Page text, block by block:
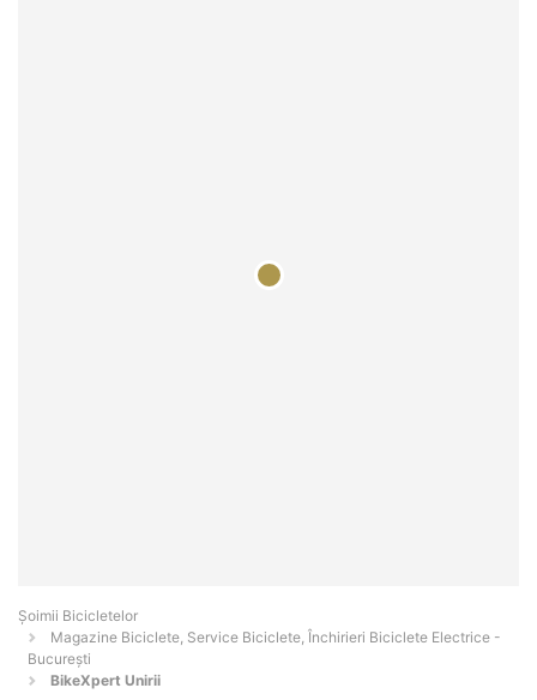
Șoimii Bicicletelor
Magazine Biciclete, Service Biciclete, Închirieri Biciclete Electrice -
Bucureşti
BikeXpert Unirii